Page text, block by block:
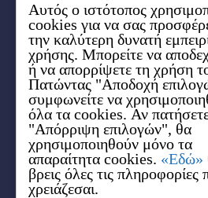
6ο χλμ. Χαριλάου-
57001 Θέρμη,
Aρ. ΓΕΜΗ:
2310
2310
info[at]e-kepa.gr,
https://2014-
Στείλε τo
Αυτός ο ιστότοπος
cookies για να σας
την καλύτερη δυνατή
χρήσης. Μπορείτε να
ή να απορρίψετε τη χρήση
Πατώντας "Αποδοχή
συμφωνείτε να
όλα τα cookies. Αν
"Απόρριψη επιλογών", θα
χρησιμοποιηθούν μόνο τα
απαραίτητα cookies. «Εδώ»
βρεις όλες τις πληροφορίες
χρειάζεσαι.